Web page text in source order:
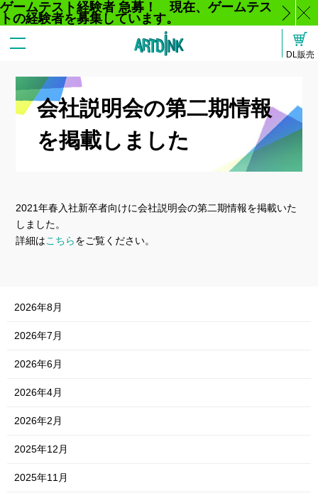
ゲームテスト経験者 急募！ 現在、ゲームテス
トの経験者を募集しています。
じ
DL販売
会社説明会の第二期情報
を掲載しました
2021年春入社新卒者向けに会社説明会の第二期情報を掲載いた
しました。
詳細はこちらをご覧ください。
2026年8月
2026年7月
2026年6月
2026年4月
2026年2月
2025年12月
2025年11月